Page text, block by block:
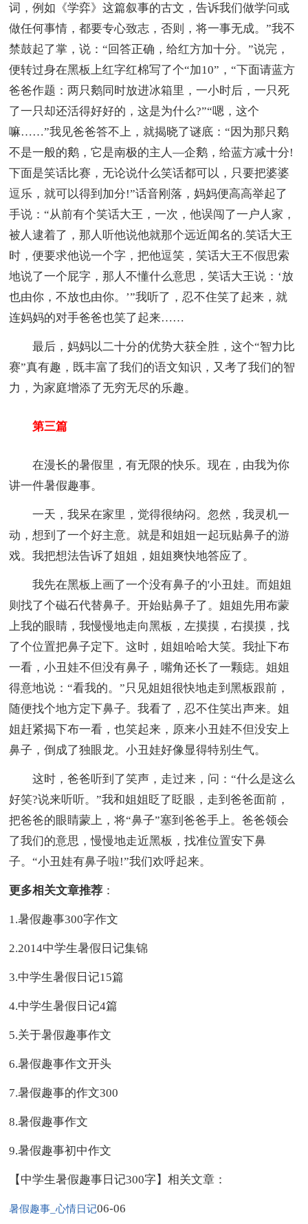
词，例如《学弈》这篇叙事的古文，告诉我们做学问或
做任何事情，都要专心致志，否则，将一事无成。”我不
禁鼓起了掌，说：“回答正确，给红方加十分。”说完，
便转过身在黑板上红字红棉写了个“加10”，“下面请蓝方
爸爸作题：两只鹅同时放进冰箱里，一小时后，一只死
了一只却还活得好好的，这是为什么?”“嗯，这个
嘛……”我见爸爸答不上，就揭晓了谜底：“因为那只鹅
不是一般的鹅，它是南极的主人—企鹅，给蓝方减十分!
下面是笑话比赛，无论说什么笑话都可以，只要把婆婆
逗乐，就可以得到加分!”话音刚落，妈妈便高高举起了
手说：“从前有个笑话大王，一次，他误闯了一户人家，
被人逮着了，那人听他说他就那个远近闻名的.笑话大王
时，便要求他说一个字，把他逗笑，笑话大王不假思索
地说了一个屁字，那人不懂什么意思，笑话大王说：‘放
也由你，不放也由你。’”我听了，忍不住笑了起来，就
连妈妈的对手爸爸也笑了起来……
最后，妈妈以二十分的优势大获全胜，这个“智力比
赛”真有趣，既丰富了我们的语文知识，又考了我们的智
力，为家庭增添了无穷无尽的乐趣。
第三篇
在漫长的暑假里，有无限的快乐。现在，由我为你
讲一件暑假趣事。
一天，我呆在家里，觉得很纳闷。忽然，我灵机一
动，想到了一个好主意。就是和姐姐一起玩贴鼻子的游
戏。我把想法告诉了姐姐，姐姐爽快地答应了。
我先在黑板上画了一个没有鼻子的'小丑娃。而姐姐
则找了个磁石代替鼻子。开始贴鼻子了。姐姐先用布蒙
上我的眼睛，我慢慢地走向黑板，左摸摸，右摸摸，找
了个位置把鼻子定下。这时，姐姐哈哈大笑。我扯下布
一看，小丑娃不但没有鼻子，嘴角还长了一颗痣。姐姐
得意地说：“看我的。”只见姐姐很快地走到黑板跟前，
随便找个地方定下鼻子。我看了，忍不住笑出声来。姐
姐赶紧揭下布一看，也笑起来，原来小丑娃不但没安上
鼻子，倒成了独眼龙。小丑娃好像显得特别生气。
这时，爸爸听到了笑声，走过来，问：“什么是这么
好笑?说来听听。”我和姐姐眨了眨眼，走到爸爸面前，
把爸爸的眼睛蒙上，将“鼻子”塞到爸爸手上。爸爸领会
了我们的意思，慢慢地走近黑板，找准位置安下鼻
子。“小丑娃有鼻子啦!”我们欢呼起来。
更多相关文章推荐 ：
1.暑假趣事300字作文
2.2014中学生暑假日记集锦
3.中学生暑假日记15篇
4.中学生暑假日记4篇
5.关于暑假趣事作文
6.暑假趣事作文开头
7.暑假趣事的作文300
8.暑假趣事作文
9.暑假趣事初中作文
【中学生暑假趣事日记300字】相关文章：
暑假趣事_心情日记06-06